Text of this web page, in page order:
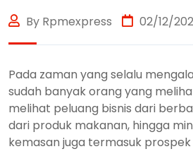
By Rpmexpress 02/12/
Pada zaman yang selalu
sudah banyak orang yang
melihat peluang bisnis dari
dari produk makanan, hingga
kemasan juga termasuk